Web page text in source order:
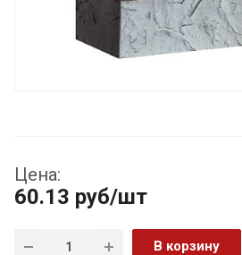
Цена:
60.13 руб/шт
В корзину